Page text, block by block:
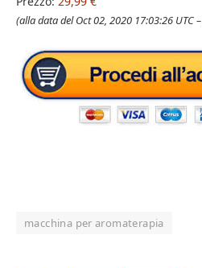
(alla data del Oct 02, 2020 17:03:26 UTC –
macchina per aromaterapia